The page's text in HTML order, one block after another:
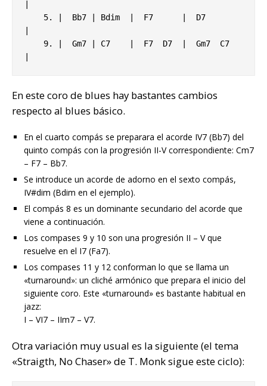
En este coro de blues hay bastantes cambios
respecto al blues básico.
En el cuarto compás se preparara el acorde IV7 (Bb7) del
quinto compás con la progresión II-V correspondiente: Cm7
– F7 – Bb7.
Se introduce un acorde de adorno en el sexto compás,
IV#dim (Bdim en el ejemplo).
El compás 8 es un dominante secundario del acorde que
viene a continuación.
Los compases 9 y 10 son una progresión II – V que
resuelve en el I7 (Fa7).
Los compases 11 y 12 conforman lo que se llama un
«turnaround»: un cliché armónico que prepara el inicio del
siguiente coro. Este «turnaround» es bastante habitual en
jazz:
I – VI7 – IIm7 – V7.
Otra variación muy usual es la siguiente (el tema
«Straigth, No Chaser» de T. Monk sigue este ciclo):